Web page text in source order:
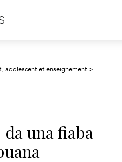
adolescent et enseignement > Enfants
da una fiaba